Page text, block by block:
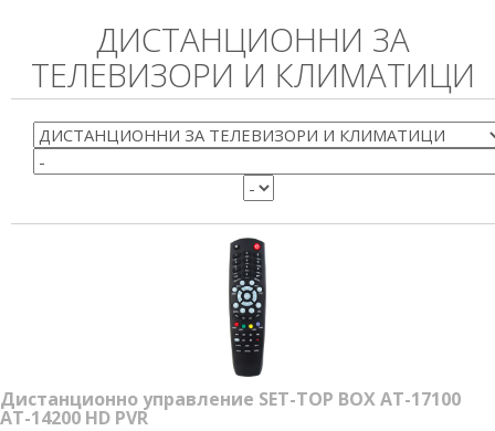
ДИСТАНЦИОННИ ЗА
ТЕЛЕВИЗОРИ И КЛИМАТИЦИ
Дистанционно управление SET-TOP BOX AT-17100
AT-14200 HD PVR